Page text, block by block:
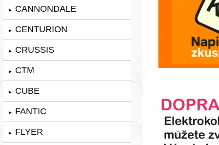
► CANNONDALE
► CENTURION
► CRUSSIS
► CTM
► CUBE
► FANTIC
► FLYER